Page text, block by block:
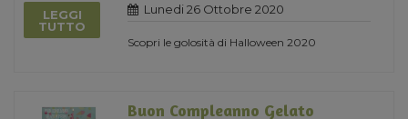
LEGGI
TUTTO
Lunedi 26 Ottobre 2020
Scopri le golosità di Halloween 2020
Buon Compleanno Gelato